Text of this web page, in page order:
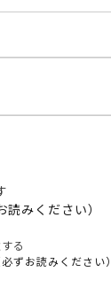
みください）
る
ずお読みください）